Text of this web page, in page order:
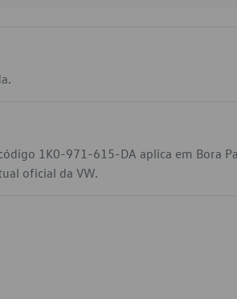
1K0-971-615-DA aplica em Bora
oficial da VW.